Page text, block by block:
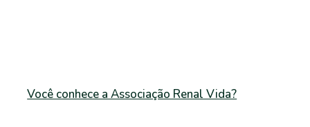
Você conhece a Associação Renal Vida?